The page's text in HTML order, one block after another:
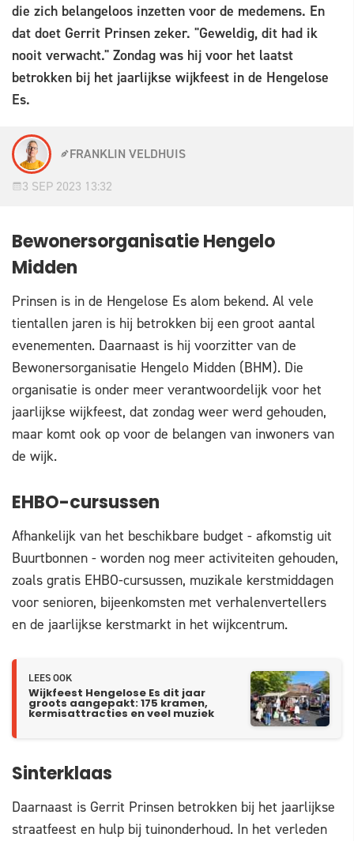
die zich belangeloos inzetten voor de medemens. En
dat doet Gerrit Prinsen zeker. "Geweldig, dit had ik
nooit verwacht." Zondag was hij voor het laatst
betrokken bij het jaarlijkse wijkfeest in de Hengelose
Es.
FRANKLIN VELDHUIS
3 SEP 2023 13:32
Bewonersorganisatie Hengelo
Midden
Prinsen is in de Hengelose Es alom bekend. Al vele
tientallen jaren is hij betrokken bij een groot aantal
evenementen. Daarnaast is hij voorzitter van de
Bewonersorganisatie Hengelo Midden (BHM). Die
organisatie is onder meer verantwoordelijk voor het
jaarlijkse wijkfeest, dat zondag weer werd gehouden,
maar komt ook op voor de belangen van inwoners van
de wijk.
EHBO-cursussen
Afhankelijk van het beschikbare budget - afkomstig uit
Buurtbonnen - worden nog meer activiteiten gehouden,
zoals gratis EHBO-cursussen, muzikale kerstmiddagen
voor senioren, bijeenkomsten met verhalenvertellers
en de jaarlijkse kerstmarkt in het wijkcentrum.
LEES OOK
Wijkfeest Hengelose Es dit jaar
groots aangepakt: 175 kramen,
kermisattracties en veel muziek
Sinterklaas
Daarnaast is Gerrit Prinsen betrokken bij het jaarlijkse
straatfeest en hulp bij tuinonderhoud. In het verleden